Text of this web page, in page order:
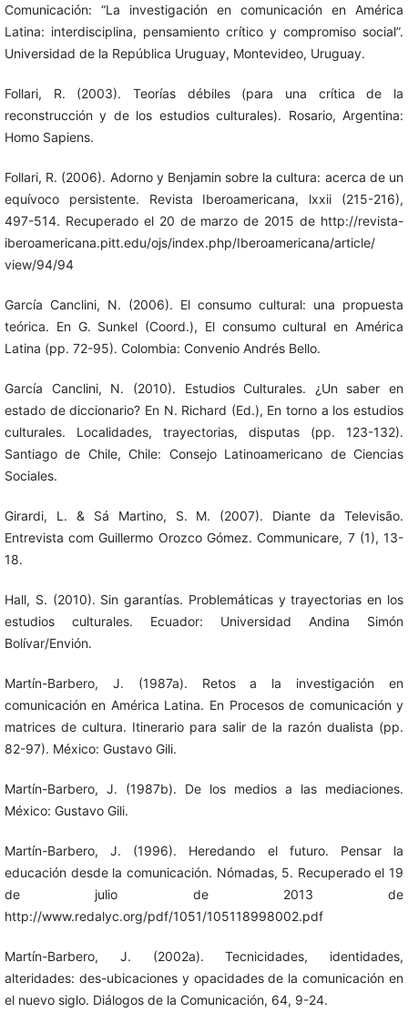
Comunicación: “La investigación en comunicación en América
Latina: interdisciplina, pensamiento crítico y compromiso social”.
Universidad de la República Uruguay, Montevideo, Uruguay.
Follari, R. (2003). Teorías débiles (para una crítica de la
reconstrucción y de los estudios culturales). Rosario, Argentina:
Homo Sapiens.
Follari, R. (2006). Adorno y Benjamin sobre la cultura: acerca de un
equívoco persistente. Revista Iberoamericana, lxxii (215-216),
497-514. Recuperado el 20 de marzo de 2015 de http://revista-
iberoamericana.pitt.edu/ojs/index.php/Iberoamericana/article/
view/94/94
García Canclini, N. (2006). El consumo cultural: una propuesta
teórica. En G. Sunkel (Coord.), El consumo cultural en América
Latina (pp. 72-95). Colombia: Convenio Andrés Bello.
García Canclini, N. (2010). Estudios Culturales. ¿Un saber en
estado de diccionario? En N. Richard (Ed.), En torno a los estudios
culturales. Localidades, trayectorias, disputas (pp. 123-132).
Santiago de Chile, Chile: Consejo Latinoamericano de Ciencias
Sociales.
Girardi, L. & Sá Martino, S. M. (2007). Diante da Televisão.
Entrevista com Guillermo Orozco Gómez. Communicare, 7 (1), 13-
18.
Hall, S. (2010). Sin garantías. Problemáticas y trayectorias en los
estudios culturales. Ecuador: Universidad Andina Simón
Bolívar/Envión.
Martín-Barbero, J. (1987a). Retos a la investigación en
comunicación en América Latina. En Procesos de comunicación y
matrices de cultura. Itinerario para salir de la razón dualista (pp.
82-97). México: Gustavo Gili.
Martín-Barbero, J. (1987b). De los medios a las mediaciones.
México: Gustavo Gili.
Martín-Barbero, J. (1996). Heredando el futuro. Pensar la
educación desde la comunicación. Nómadas, 5. Recuperado el 19
de julio de 2013 de
http://www.redalyc.org/pdf/1051/105118998002.pdf
Martín-Barbero, J. (2002a). Tecnicidades, identidades,
alteridades: des-ubicaciones y opacidades de la comunicación en
el nuevo siglo. Diálogos de la Comunicación, 64, 9-24.